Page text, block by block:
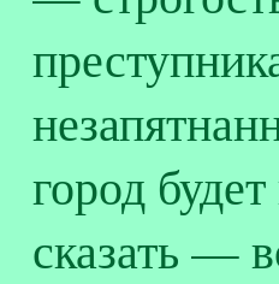
город
сказать —